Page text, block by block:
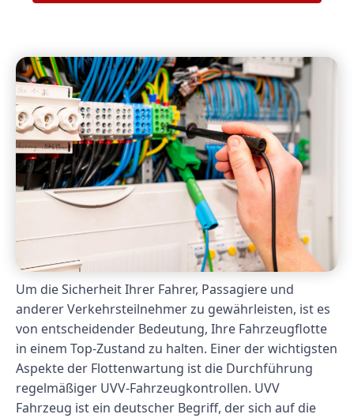
Um die Sicherheit Ihrer Fahrer, Passagiere und
anderer Verkehrsteilnehmer zu gewährleisten, ist es
von entscheidender Bedeutung, Ihre Fahrzeugflotte
in einem Top-Zustand zu halten. Einer der wichtigsten
Aspekte der Flottenwartung ist die Durchführung
regelmäßiger UVV-Fahrzeugkontrollen. UVV
Fahrzeug ist ein deutscher Begriff, der sich auf die